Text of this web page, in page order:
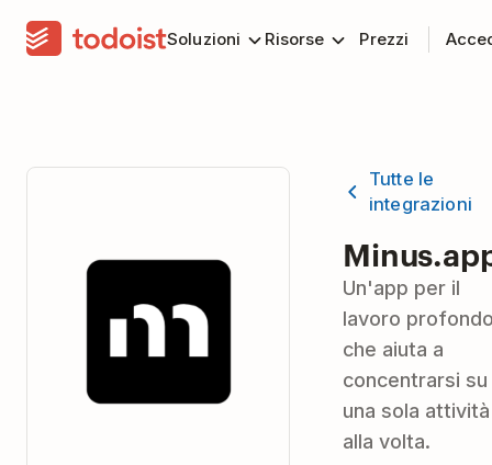
Soluzioni Risorse Prezzi
Tutte le
integrazioni
Un'app per il
lavoro
che aiuta a
concentrarsi su
una sola attività
alla volta.